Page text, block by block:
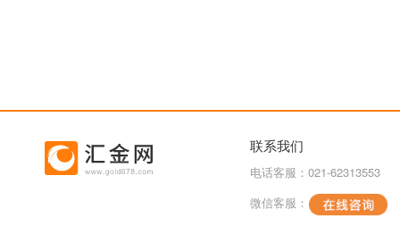
联系我们
电话客服：021-62313553
微信客服：